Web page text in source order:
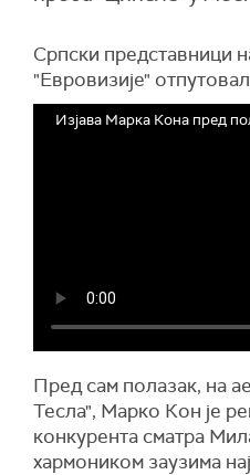
Српски представници
"Евровизије"
Изјава Марка Кона пред
Пред сам полазак, на
Тесла", Марко Кон је
конкурента сматра
хармоником заузима